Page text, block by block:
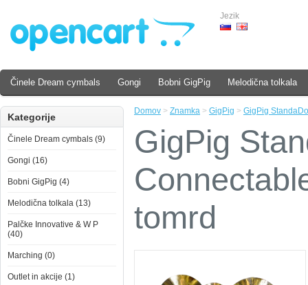
Jezik
Činele Dream cymbals Gongi Bobni GigPig Melodična tolkala
Kategorije
Činele Dream cymbals (9)
Gongi (16)
Bobni GigPig (4)
Melodična tolkala (13)
Palčke Innovative & W P
(40)
Marching (0)
Outlet in akcije (1)
Domov > Znamka > GigPig > GigPig
GigPig
tomrd